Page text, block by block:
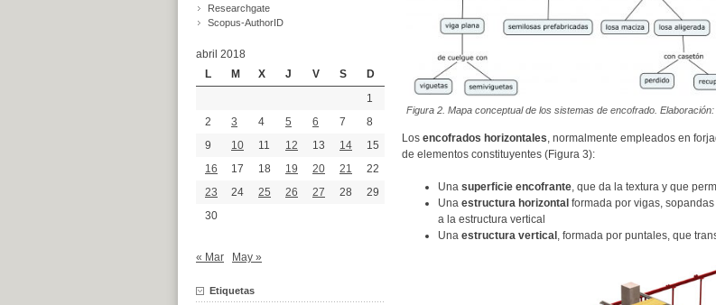
Figura 2. Mapa conceptual de los sistemas de encofrado. Elaboración:
Los encofrados horizontales, normalmente empleados en
de elementos constituyentes (Figura 3):
Una superficie encofrante, que da la textura y que
Una estructura horizontal formada por vigas,
a la estructura vertical
Una estructura vertical , formada por puntales, que
Researchgate
Scopus-AuthorID
abril 2018
L
M X J V S
D
1
2
3 4 5 6 7
8
9
10 11 12 13 14
15
16
17 18 19 20 21
22
23
24 25 26 27 28
29
30
« Mar May »
Etiquetas